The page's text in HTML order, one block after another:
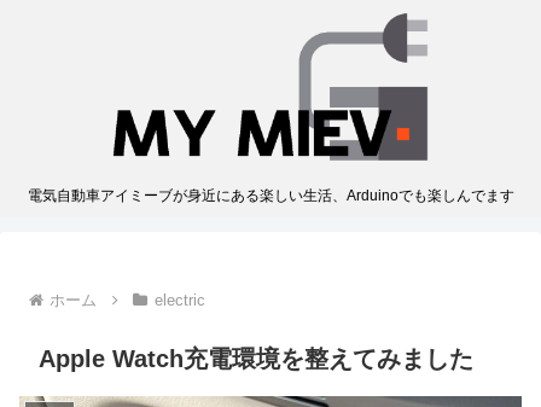
電気自動車アイミーブが身近にある楽しい生活、Arduinoでも楽しんでます
ホーム electric
Apple Watch充電環境を整えてみました